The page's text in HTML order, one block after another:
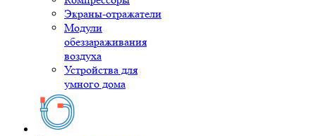
Экраны-отражатели
Модули
обеззараживания
воздуха
Устройства для
умного дома